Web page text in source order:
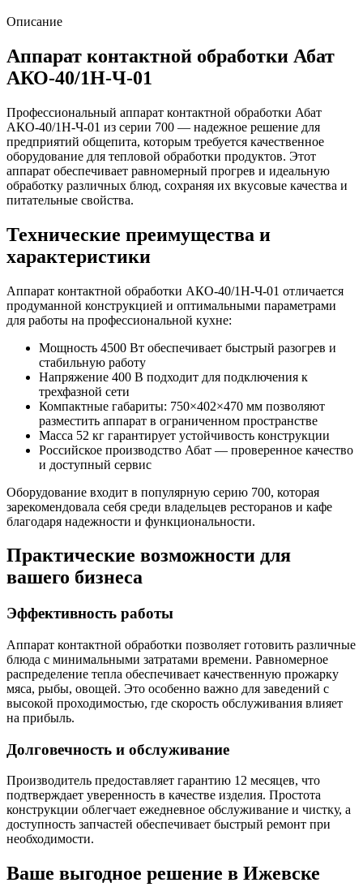
Описание
Аппарат контактной обработки Абат
АКО-40/1Н-Ч-01
Профессиональный аппарат контактной обработки Абат
АКО-40/1Н-Ч-01 из серии 700 — надежное решение для
предприятий общепита, которым требуется качественное
оборудование для тепловой обработки продуктов. Этот
аппарат обеспечивает равномерный прогрев и идеальную
обработку различных блюд, сохраняя их вкусовые качества и
питательные свойства.
Технические преимущества и
характеристики
Аппарат контактной обработки АКО-40/1Н-Ч-01 отличается
продуманной конструкцией и оптимальными параметрами
для работы на профессиональной кухне:
Мощность 4500 Вт обеспечивает быстрый разогрев и
стабильную работу
Напряжение 400 В подходит для подключения к
трехфазной сети
Компактные габариты: 750×402×470 мм позволяют
разместить аппарат в ограниченном пространстве
Масса 52 кг гарантирует устойчивость конструкции
Российское производство Абат — проверенное качество
и доступный сервис
Оборудование входит в популярную серию 700, которая
зарекомендовала себя среди владельцев ресторанов и кафе
благодаря надежности и функциональности.
Практические возможности для
вашего бизнеса
Эффективность работы
Аппарат контактной обработки позволяет готовить различные
блюда с минимальными затратами времени. Равномерное
распределение тепла обеспечивает качественную прожарку
мяса, рыбы, овощей. Это особенно важно для заведений с
высокой проходимостью, где скорость обслуживания влияет
на прибыль.
Долговечность и обслуживание
Производитель предоставляет гарантию 12 месяцев, что
подтверждает уверенность в качестве изделия. Простота
конструкции облегчает ежедневное обслуживание и чистку, а
доступность запчастей обеспечивает быстрый ремонт при
необходимости.
Ваше выгодное решение в Ижевске